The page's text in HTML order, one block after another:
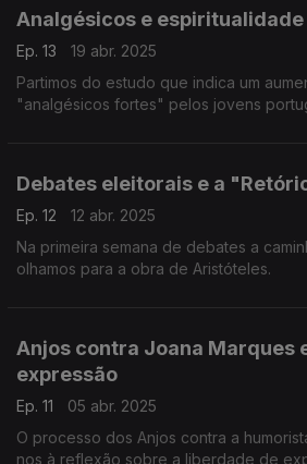
Analgésicos e espiritualidade
Ep. 13
19 abr. 2025
Partimos do estudo que indica um
"analgésicos fortes" pelos jovens
Debates eleitorais e a
Ep. 12
12 abr. 2025
Na primeira semana de debates a
olhamos para a obra de Aristóteles.
Anjos contra Joana Marques
expressão
Ep. 11
05 abr. 2025
O processo dos Anjos contra a
nos à reflexão sobre a liberdade de